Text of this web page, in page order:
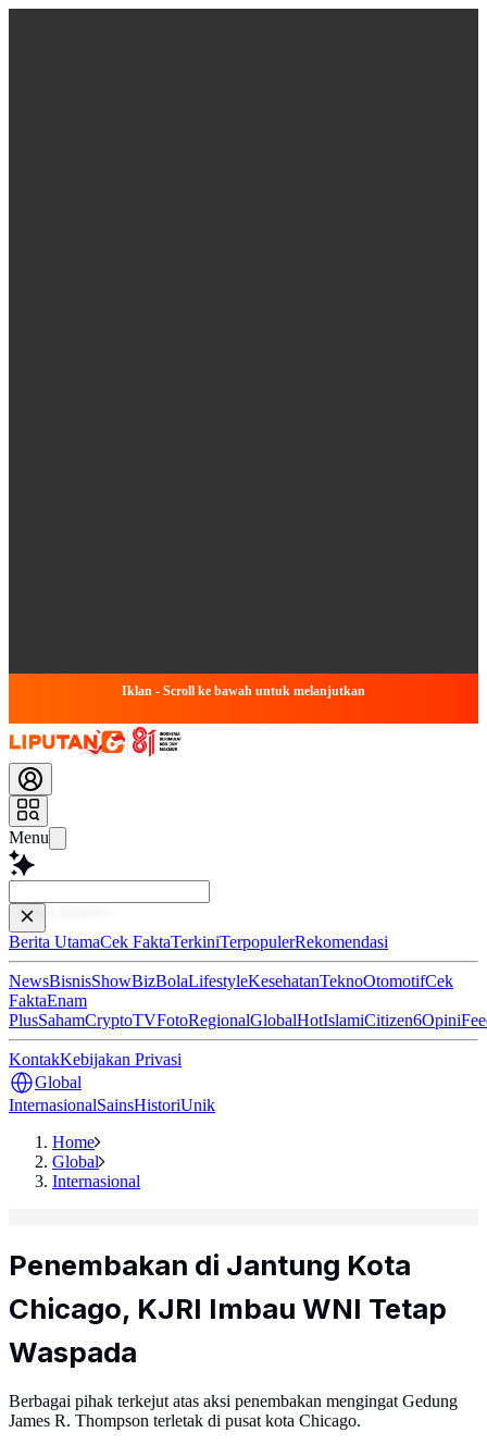
Iklan - Scroll ke bawah untuk melanjutkan
Menu
Baca le
Berita UtamaCek FaktaTerkiniTerpopulerRekomendasi
NewsBisnisShowBizBolaLifestyleKesehatanTeknoOtomotifCek
FaktaEnam
PlusSahamCryptoTVFotoRegionalGlobalHotIslamiCitizen6Opini
KontakKebijakan Privasi
Global
InternasionalSainsHistoriUnik
Home
Global
Internasional
Penembakan di Jantung Kota
Chicago, KJRI Imbau WNI Tetap
Waspada
Berbagai pihak terkejut atas aksi penembakan mengingat Gedung
James R. Thompson terletak di pusat kota Chicago.